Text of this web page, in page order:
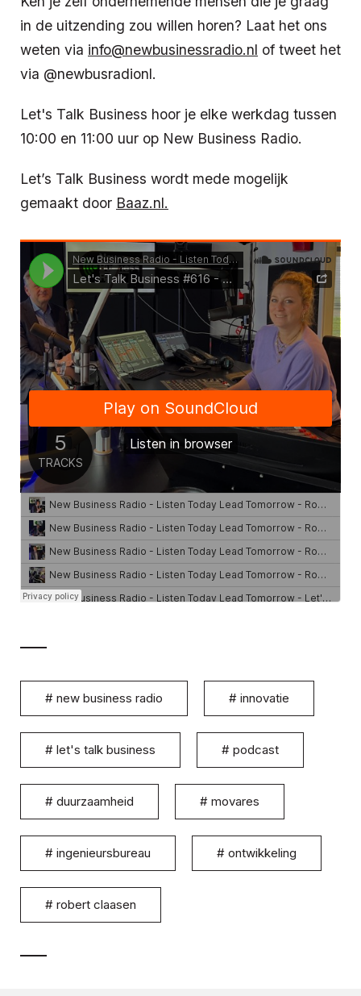
in de uitzending zou willen horen? Laat het ons
weten via info@newbusinessradio.nl of tweet het
via @newbusradionl.
Let's Talk Business hoor je elke werkdag tussen
10:00 en 11:00 uur op New Business Radio.
Let’s Talk Business wordt mede mogelijk
gemaakt door Baaz.nl.
# new business radio # innovatie
# let's talk business # podcast
# duurzaamheid # movares
# ingenieursbureau # ontwikkeling
# robert claasen